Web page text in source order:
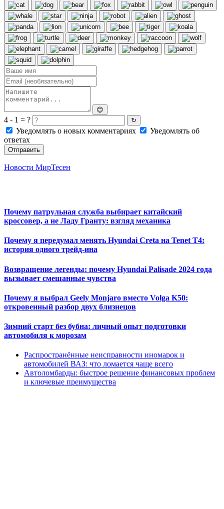
😊
4 - 1 = ? ↻
Уведомлять о новых комментариях
Уведомлять об
ответах
Отправить
Новости МирТесен
Почему патрульная служба выбирает китайский
кроссовер, а не Ладу Гранту: взгляд механика
Почему я передумал менять Hyundai Creta на Tenet T4:
история одного трейд-ина
Возвращение легенды: почему Hyundai Palisade 2024 года
вызывает смешанные чувства
Почему я выбрал Geely Monjaro вместо Volga K50:
откровенный разбор двух близнецов
Зимний старт без бубна: личный опыт подготовки
автомобиля к морозам
Распространённые неисправности иномарок и
автомобилей ВАЗ: что ломается чаще всего
Автоломбарды: быстрое решение финансовых проблем
и ключевые преимущества